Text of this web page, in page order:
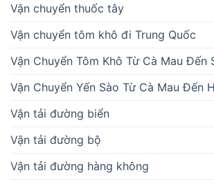
Vận chuyển thuốc tây
Vận chuyển tôm khô đi Trung Quốc
Vận Chuyển Tôm Khô Từ Cà Mau Đến
Vận Chuyển Yến Sào Từ Cà Mau Đến
Vận tải đường biển
Vận tải đường bộ
Vận tải đường hàng không